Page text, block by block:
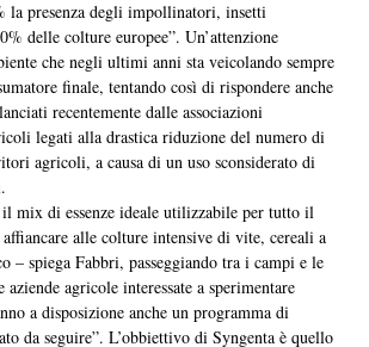
la presenza degli impollinatori, insetti
delle colture europee”. Un’attenzione
che negli ultimi anni sta veicolando sempre
finale, tentando così di rispondere anche
recentemente dalle associazioni
legati alla drastica riduzione del numero di
agricoli, a causa di un uso sconsiderato di
mix di essenze ideale utilizzabile per tutto il
alle colture intensive di vite, cereali a
– spiega Fabbri, passeggiando tra i campi e le
agricole interessate a sperimentare
a disposizione anche un programma di
da seguire”. L’obbiettivo di Syngenta è quello